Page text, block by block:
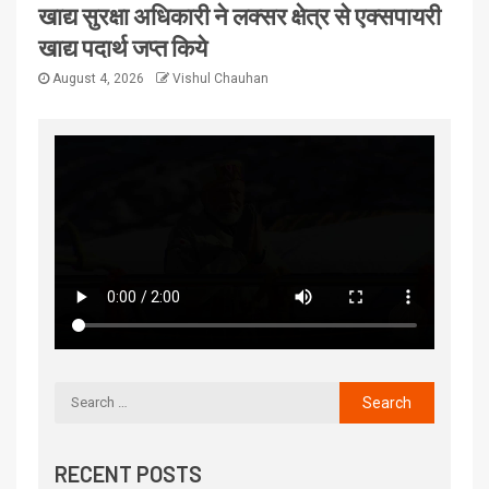
खाद्य सुरक्षा अधिकारी ने लक्सर क्षेत्र से एक्सपायरी
खाद्य पदार्थ जप्त किये
August 4, 2026 Vishul Chauhan
RECENT POSTS